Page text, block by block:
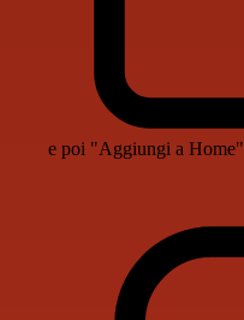
e poi "Aggiungi a Home"